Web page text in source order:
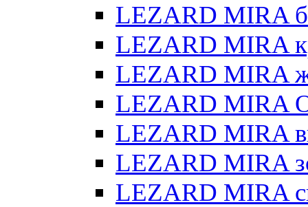
LEZARD MIRA
LEZARD MIRA
LEZARD MIRA
LEZARD MIRA
LEZARD MIRA
LEZARD MIRA
LEZARD MIRA